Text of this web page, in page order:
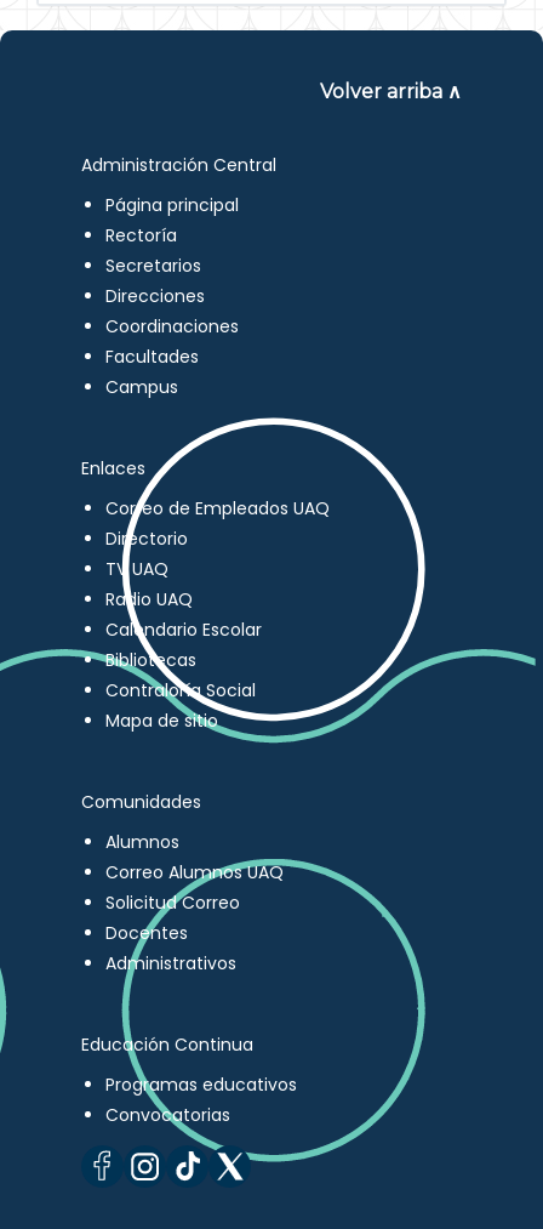
Volver arriba ∧
Administración Central
Página principal
Rectoría
Secretarios
Direcciones
Coordinaciones
Facultades
Campus
Enlaces
Correo de Empleados UAQ
Directorio
TV UAQ
Radio UAQ
Calendario Escolar
Bibliotecas
Contraloría Social
Mapa de sitio
Comunidades
Alumnos
Correo Alumnos UAQ
Solicitud Correo
Docentes
Administrativos
Educación Continua
Programas educativos
Convocatorias